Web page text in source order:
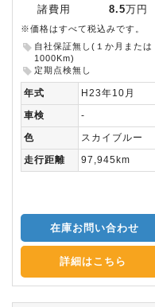
諸費用
8.5 万円
※価格はすべて税込みです。
自社保証無し(１か月または
1000Km)
定期点検無し
年式
H23年10月
車検
-
色
スカイブルー
走行距離
97,945km
在庫お問い合わせ
詳細はこちら